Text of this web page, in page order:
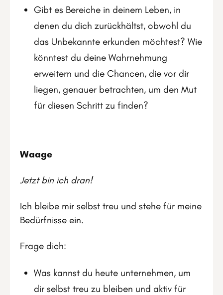
Gibt es Bereiche in deinem Leben, in
denen du dich zurückhältst, obwohl du
das Unbekannte erkunden möchtest? Wie
könntest du deine Wahrnehmung
erweitern und die Chancen, die vor dir
liegen, genauer betrachten, um den Mut
für diesen Schritt zu finden?
Waage
Jetzt bin ich dran!
Ich bleibe mir selbst treu und stehe für meine
Bedürfnisse ein.
Frage dich:
Was kannst du heute unternehmen, um
dir selbst treu zu bleiben und aktiv für